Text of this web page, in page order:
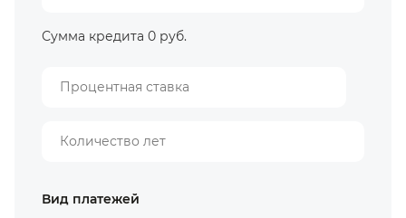
Сумма кредита 0 руб.
Вид платежей